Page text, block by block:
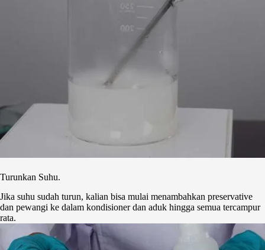
Turunkan Suhu.
Jika suhu sudah turun, kalian bisa mulai menambahkan preservative
dan pewangi ke dalam kondisioner dan aduk hingga semua tercampur
rata.